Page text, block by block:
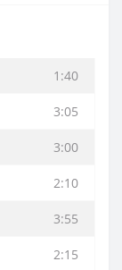
1:40
3:05
3:00
2:10
3:55
2:15